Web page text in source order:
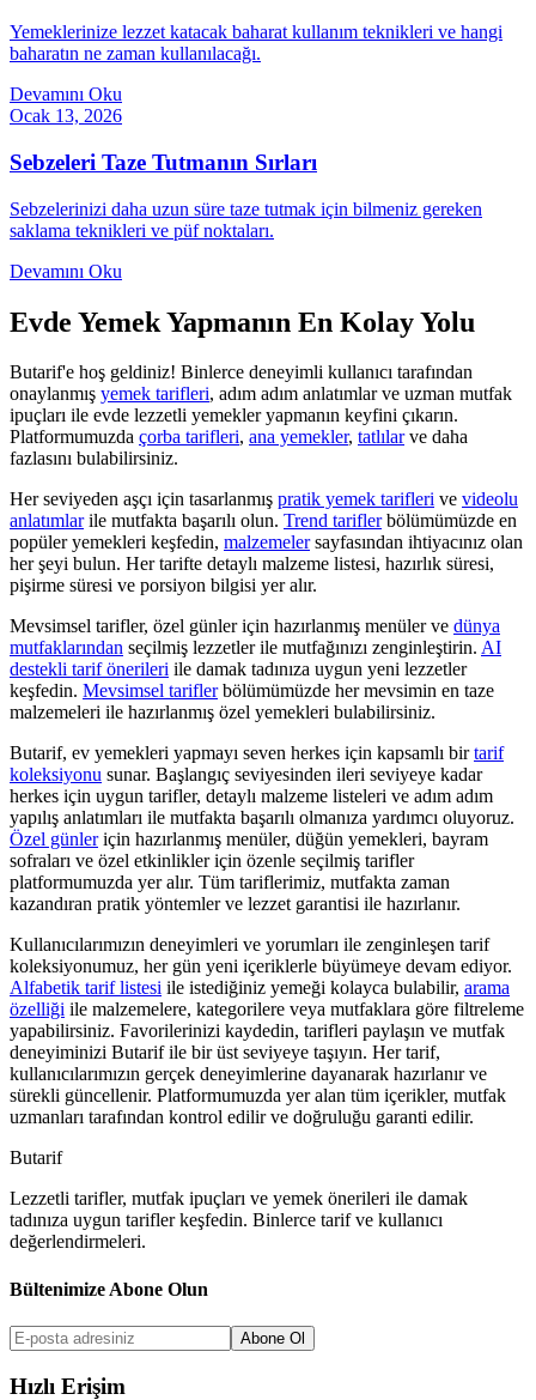
Yemeklerinize lezzet katacak baharat kullanım teknikleri ve hangi
baharatın ne zaman kullanılacağı.
Devamını Oku
Ocak 13, 2026
Sebzeleri Taze Tutmanın Sırları
Sebzelerinizi daha uzun süre taze tutmak için bilmeniz gereken
saklama teknikleri ve püf noktaları.
Devamını Oku
Evde Yemek Yapmanın En Kolay Yolu
Butarif'e hoş geldiniz! Binlerce deneyimli kullanıcı tarafından
onaylanmış yemek tarifleri, adım adım anlatımlar ve uzman mutfak
ipuçları ile evde lezzetli yemekler yapmanın keyfini çıkarın.
Platformumuzda çorba tarifleri, ana yemekler, tatlılarve daha
fazlasını bulabilirsiniz.
Her seviyeden aşçı için tasarlanmış pratik yemek tarifleri ve videolu
anlatımlarile mutfakta başarılı olun. Trend tariflerbölümümüzde en
popüler yemekleri keşfedin, malzemelersayfasından ihtiyacınız olan
her şeyi bulun. Her tarifte detaylı malzeme listesi, hazırlık süresi,
pişirme süresi ve porsiyon bilgisi yer alır.
Mevsimsel tarifler, özel günler için hazırlanmış menüler ve dünya
mutfaklarından seçilmiş lezzetler ile mutfağınızı zenginleştirin. AI
destekli tarif önerileri ile damak tadınıza uygun yeni lezzetler
keşfedin. Mevsimsel tariflerbölümümüzde her mevsimin en taze
malzemeleri ile hazırlanmış özel yemekleri bulabilirsiniz.
Butarif, ev yemekleri yapmayı seven herkes için kapsamlı birtarif
koleksiyonu sunar. Başlangıç seviyesinden ileri seviyeye kadar
herkes için uygun tarifler, detaylı malzeme listeleri ve adım adım
yapılış anlatımları ile mutfakta başarılı olmanıza yardımcı oluyoruz.
Özel günleriçin hazırlanmış menüler, düğün yemekleri, bayram
sofraları ve özel etkinlikler için özenle seçilmiş tarifler
platformumuzda yer alır. Tüm tariflerimiz, mutfakta zaman
kazandıran pratik yöntemler ve lezzet garantisi ile hazırlanır.
Kullanıcılarımızın deneyimleri ve yorumları ile zenginleşen tarif
koleksiyonumuz, her gün yeni içeriklerle büyümeye devam ediyor.
Alfabetik tarif listesi ile istediğiniz yemeği kolayca bulabilir, arama
özelliği ile malzemelere, kategorilere veya mutfaklara göre filtreleme
yapabilirsiniz. Favorilerinizi kaydedin, tarifleri paylaşın ve mutfak
deneyiminizi Butarif ile bir üst seviyeye taşıyın. Her tarif,
kullanıcılarımızın gerçek deneyimlerine dayanarak hazırlanır ve
sürekli güncellenir. Platformumuzda yer alan tüm içerikler, mutfak
uzmanları tarafından kontrol edilir ve doğruluğu garanti edilir.
Butarif
Lezzetli tarifler, mutfak ipuçları ve yemek önerileri ile damak
tadınıza uygun tarifler keşfedin. Binlerce tarif ve kullanıcı
değerlendirmeleri.
Bültenimize Abone Olun
Abone Ol
Hızlı Erişim